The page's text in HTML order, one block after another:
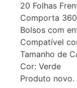
20 Folhas
Comporta
Bolsos com
Compatível
Tamanho de
Cor: Verde
Produto novo.